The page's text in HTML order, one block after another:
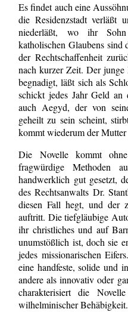
Es findet auch eine
die Residenzstadt verläßt
niederläßt, wo ihr
katholischen Glaubens sind
der Rechtschaffenheit
nach kurzer Zeit. Der
begnadigt, läßt sich als
schickt jedes Jahr Geld
auch Aegyd, der von
geheilt zu sein scheint,
kommt wiederum der
Die Novelle kommt
fragwürdige Methoden
handwerklich gut gesetzt,
des Rechtsanwalts Dr.
diesen Fall hegt, und der
auftritt. Die tiefgläubige
ihr christliches und auf
unumstößlich ist, doch sie
jedes missionarischen
eine handfeste, solide und
andere als innovativ oder
charakterisiert die
wilhelminischer Behäbigkeit.